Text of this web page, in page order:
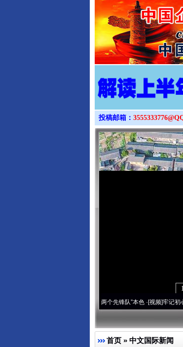
投稿邮箱：
永葆“两个先锋队”本色·[视频]牢记初心使命
首页 » 中文国际新闻